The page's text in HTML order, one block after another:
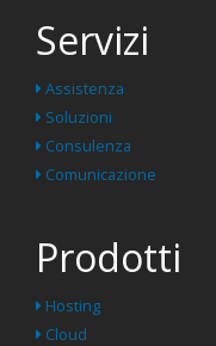
Servizi
Assistenza
Soluzioni
Consulenza
Comunicazione
Prodotti
Hosting
Cloud